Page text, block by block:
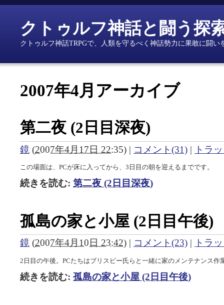
クトゥルフ神話と闘う探
クトゥルフ神話TRPGで、人類を守るべく神話勢力に果敢に闘
2007年4月アーカイブ
第二夜 (2日目深夜)
鏡 (2007年4月17日 22:35) | コメント(31) | トラ
この場面は、PCが床に入ってから、3日目の朝を迎えるまでです。
続きを読む: 第二夜 (2日目深夜)
孤島の家と小屋 (2日目午後)
鏡 (2007年4月10日 23:42) | コメント(23) | トラ
2日目の午後。PCたちはブリスビー氏らと一緒に家のメンテナンス作
続きを読む: 孤島の家と小屋 (2日目午後)